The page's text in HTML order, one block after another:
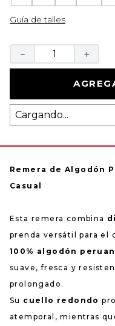
Guía de talles
＋
－
Cargando...
Remera de Algodón
Casual
Esta remera combina
prenda versátil para el
100% algodón
suave, fresca y
prolongado.
Su cuello redondo
atemporal, mientras